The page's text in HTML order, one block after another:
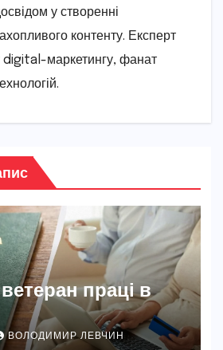
у створенні
контенту. Експерт
digital-маркетингу, фанат
праці в
ВОЛОДИМИР ЛЕВЧИН